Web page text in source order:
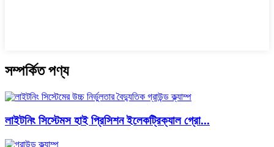
সম্পর্কিত পণ্য
লাইটনিং সিস্টেমস হাই প্রিসিশন ইলেকট্রিক্যাল গ্রো...